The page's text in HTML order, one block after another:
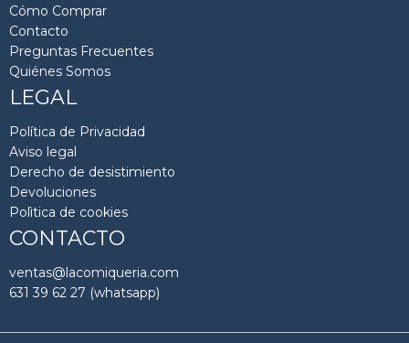
Cómo Comprar
Contacto
Preguntas Frecuentes
Quiénes Somos
LEGAL
Política de Privacidad
Aviso legal
Derecho de desistimiento
Devoluciones
Polìtica de cookies
CONTACTO
ventas@lacomiqueria.com
631 39 62 27 (whatsapp)